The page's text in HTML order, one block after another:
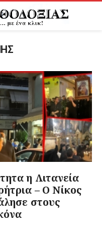
η Λιτανεία
– Ο Νίκος
στους